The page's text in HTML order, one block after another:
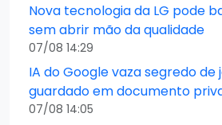
Nova tecnologia da LG pode
sem abrir mão da qualidade
07/08 14:29
IA do Google vaza segredo de
guardado em documento
07/08 14:05